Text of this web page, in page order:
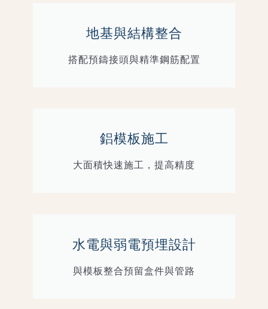
地基與結構整合
搭配預鑄接頭與精準鋼筋配置
鋁模板施工
大面積快速施工，提高精度
水電與弱電預埋設計
與模板整合預留盒件與管路